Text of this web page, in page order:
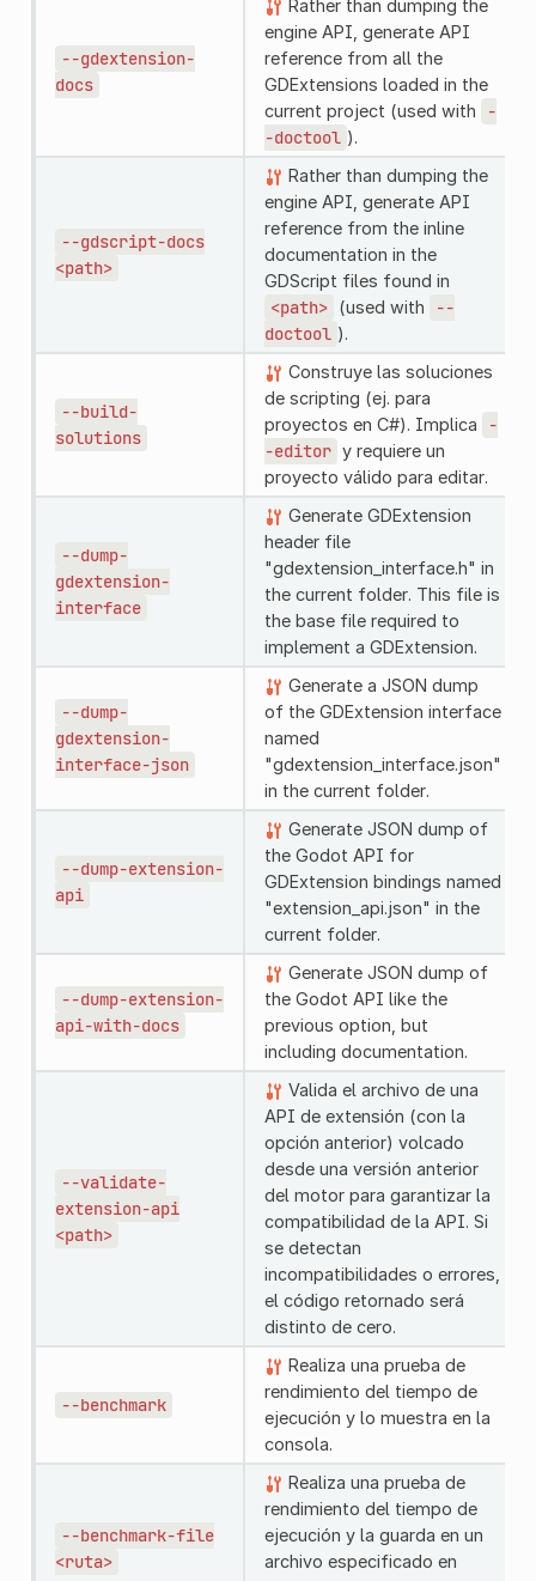
--gdextension-
docs
Rather than dumping the
engine API, generate API
reference from all the
GDExtensions loaded in the
current project (used with
-
-doctool ).
--gdscript-docs
<path>
Rather than dumping the
engine API, generate API
reference from the inline
documentation in the
GDScript files found in
<path> (used with
--
doctool ).
--build-
solutions
Construye las soluciones
de scripting (ej. para
proyectos en C#). Implica
-
-editor y requiere un
proyecto válido para editar.
--dump-
gdextension-
interface
Generate GDExtension
header file
"gdextension_interface.h" in
the current folder. This file is
the base file required to
implement a GDExtension.
--dump-
gdextension-
interface-json
Generate a JSON dump
of the GDExtension interface
named
"gdextension_interface.json"
in the current folder.
--dump-extension-
api
Generate JSON dump of
the Godot API for
GDExtension bindings named
"extension_api.json" in the
current folder.
--dump-extension-
api-with-docs
Generate JSON dump of
the Godot API like the
previous option, but
including documentation.
--validate-
extension-api
<path>
Valida el archivo de una
API de extensión (con la
opción anterior) volcado
desde una versión anterior
del motor para garantizar la
compatibilidad de la API. Si
se detectan
incompatibilidades o errores,
el código retornado será
distinto de cero.
--benchmark
Realiza una prueba de
rendimiento del tiempo de
ejecución y lo muestra en la
consola.
--benchmark-file
<ruta>
Realiza una prueba de
rendimiento del tiempo de
ejecución y la guarda en un
archivo especificado en